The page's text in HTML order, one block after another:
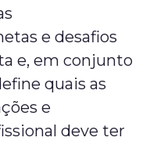
e desafios
e, em conjunto
quais as
e
deve ter